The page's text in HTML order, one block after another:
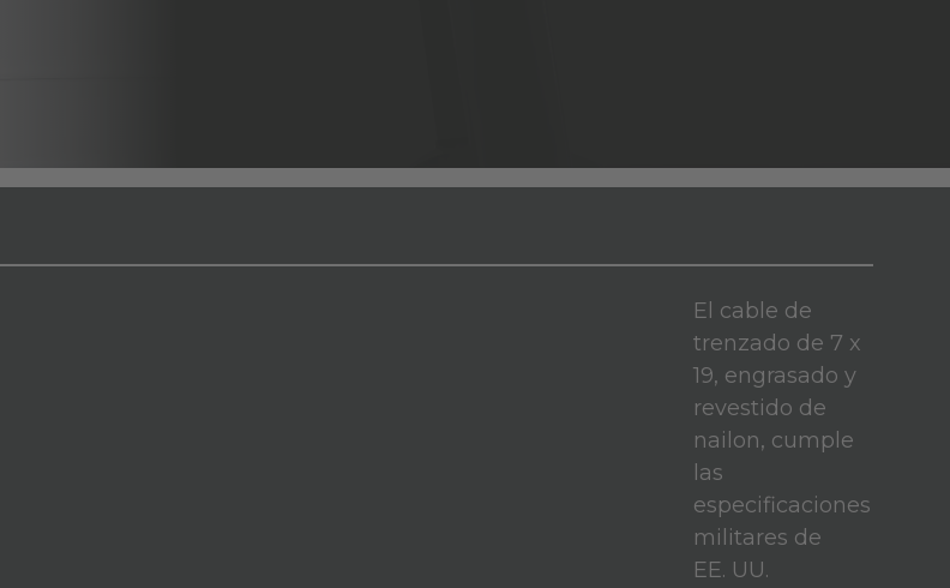
El cable de
trenzado de 7 x
19, engrasado y
revestido de
nailon, cumple
las
especificaciones
militares de
EE. UU.